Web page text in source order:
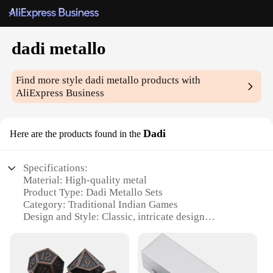
dadi metallo
Find more styledadi metallo products with
AliExpress Business
Here are the products found in the Dadi
Specifications:
Material: High-quality metal
Product Type: Dadi Metallo Sets
Category: Traditional Indian Games
Design and Style: Classic, intricate design
Performance and Property: Durable, long-lasting
Parts and Accessories: Includes multiple dadi